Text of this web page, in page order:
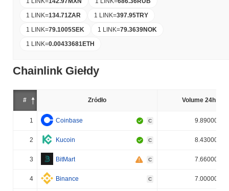
1 LINK=134.71ZAR 1 LINK=397.95TRY
1 LINK=79.1005SEK 1 LINK=79.3639NOK
1 LINK=0.00433681ETH
Chainlink Giełdy
# Źródło Volume 24h (%)
1 Coinbase C 9.890000%
2 Kucoin C 8.430000%
3 BitMart C 7.660000%
4 Binance C 7.000000%